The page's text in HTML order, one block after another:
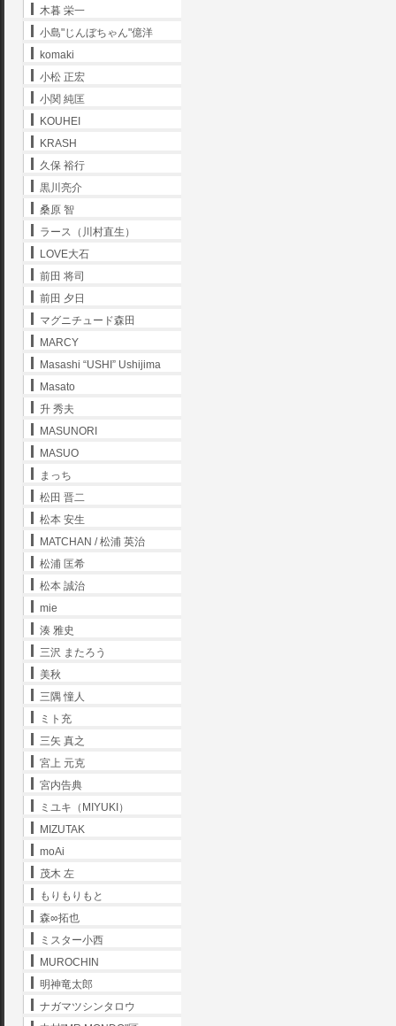
木暮 栄一
小島"じんぼちゃん"億洋
komaki
小松 正宏
小関 純匡
KOUHEI
KRASH
久保 裕行
黒川亮介
桑原 智
ラース（川村直生）
LOVE大石
前田 将司
前田 夕日
マグニチュード森田
MARCY
Masashi “USHI” Ushijima
Masato
升 秀夫
MASUNORI
MASUO
まっち
松田 晋二
松本 安生
MATCHAN / 松浦 英治
松浦 匡希
松本 誠治
mie
湊 雅史
三沢 またろう
美秋
三隅 憧人
ミト充
三矢 真之
宮上 元克
宮内告典
ミユキ（MIYUKI）
MIZUTAK
moAi
茂木 左
もりもりもと
森∞拓也
ミスター小西
MUROCHIN
明神竜太郎
ナガマツシンタロウ